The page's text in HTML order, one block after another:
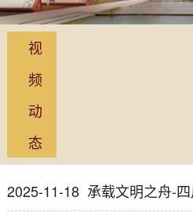
视
频
动
态
2025-11-18 承载文明之舟-